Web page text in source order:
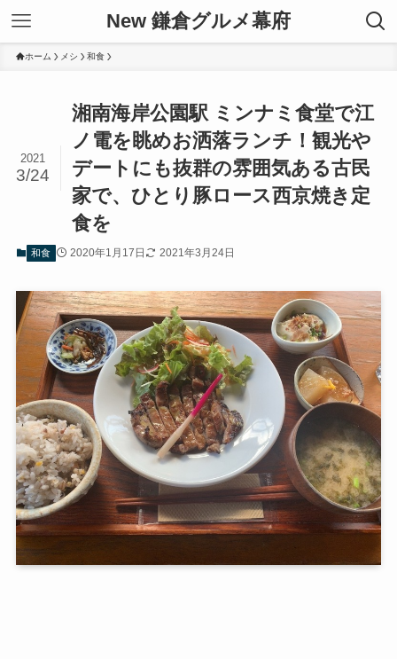
New 鎌倉グルメ幕府
ホーム メシ 和食
湘南海岸公園駅 ミンナミ食堂で江
ノ電を眺めお洒落ランチ！観光や
デートにも抜群の雰囲気ある古民
家で、ひとり豚ロース西京焼き定
食を
2021
3/24
和食 2020年1月17日 2021年3月24日